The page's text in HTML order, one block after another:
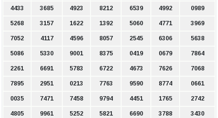
4433 3685 4923 8212 6539 4992 0989
5268 3157 1622 1392 5060 4771 3969
7052 4117 4596 8057 2545 6306 5638
5086 5330 9001 8375 0419 0679 7864
2261 6691 5783 6722 4673 7626 7068
7895 2951 0213 7763 9590 8774 0661
0035 7471 7458 9794 4451 1765 2742
4805 9961 5252 5821 6690 3788 3430